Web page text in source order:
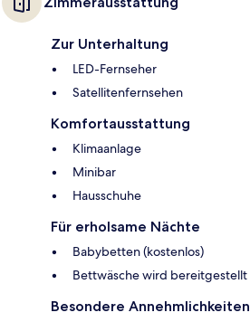
Zur Unterhaltung
LED-Fernseher
Satellitenfernsehen
Komfortausstattung
Klimaanlage
Minibar
Hausschuhe
Für erholsame Nächte
Babybetten (kostenlos)
Bettwäsche wird bereitgestellt
Besondere Annehmlichkeiten